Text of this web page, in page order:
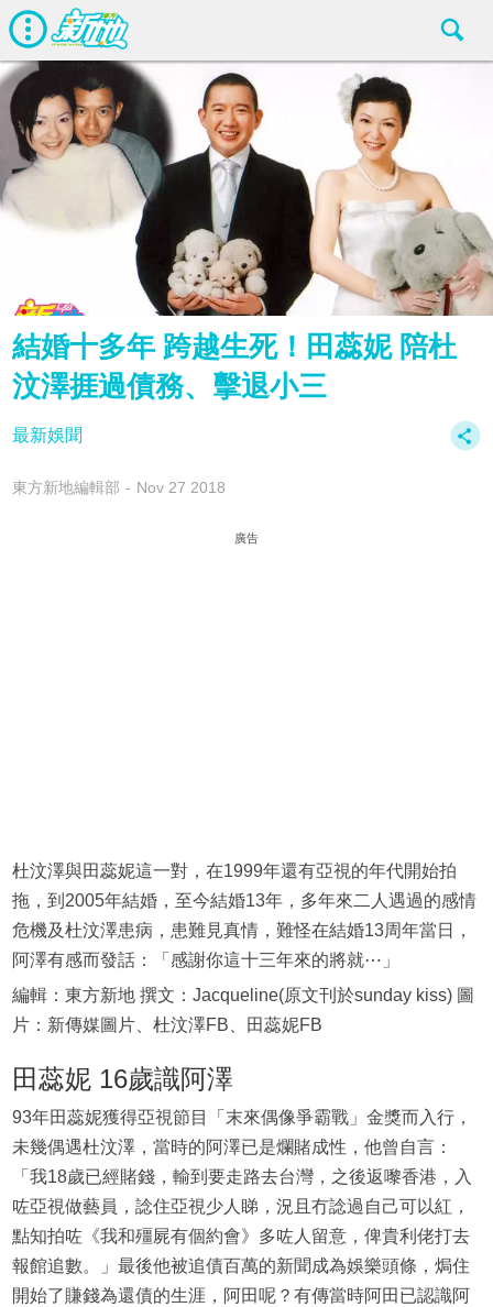
結婚十多年 跨越生死！田蕊妮 陪杜
汶澤捱過債務、擊退小三
最新娛聞
東方新地編輯部 Nov 27 2018
廣告
杜汶澤與田蕊妮這一對，在1999年還有亞視的年代開始拍
拖，到2005年結婚，至今結婚13年，多年來二人遇過的感情
危機及杜汶澤患病，患難見真情，難怪在結婚13周年當日，
阿澤有感而發話：「感謝你這十三年來的將就⋯」
編輯：東方新地 撰文：Jacqueline(原文刊於sunday kiss) 圖
片：新傳媒圖片、杜汶澤FB、田蕊妮FB
田蕊妮 16歲識阿澤
93年田蕊妮獲得亞視節目「末來偶像爭霸戰」金獎而入行，
未幾偶遇杜汶澤，當時的阿澤已是爛賭成性，他曾自言：
「我18歲已經賭錢，輸到要走路去台灣，之後返嚟香港，入
咗亞視做藝員，諗住亞視少人睇，況且冇諗過自己可以紅，
點知拍咗《我和殭屍有個約會》多咗人留意，俾貴利佬打去
報館追數。」最後他被追債百萬的新聞成為娛樂頭條，焗住
開始了賺錢為還債的生涯，阿田呢？有傳當時阿田已認識阿